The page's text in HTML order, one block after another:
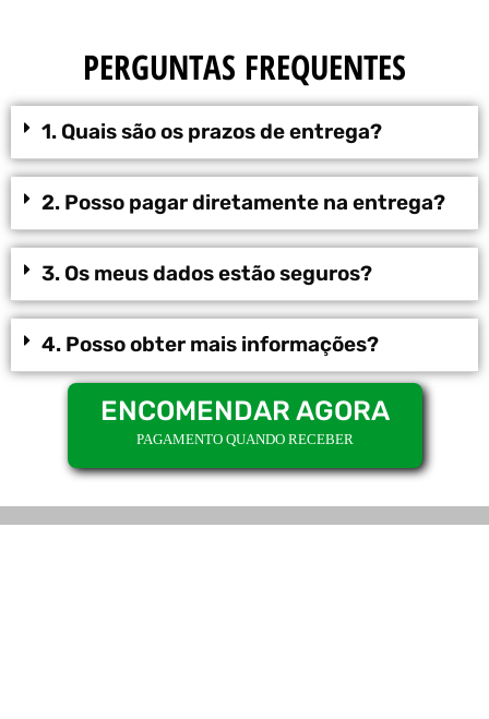
PERGUNTAS FREQUENTES
1. Quais são os prazos de entrega?
2. Posso pagar diretamente na entrega?
3. Os meus dados estão seguros?
4. Posso obter mais informações?
ENCOMENDAR AGORA
PAGAMENTO QUANDO RECEBER